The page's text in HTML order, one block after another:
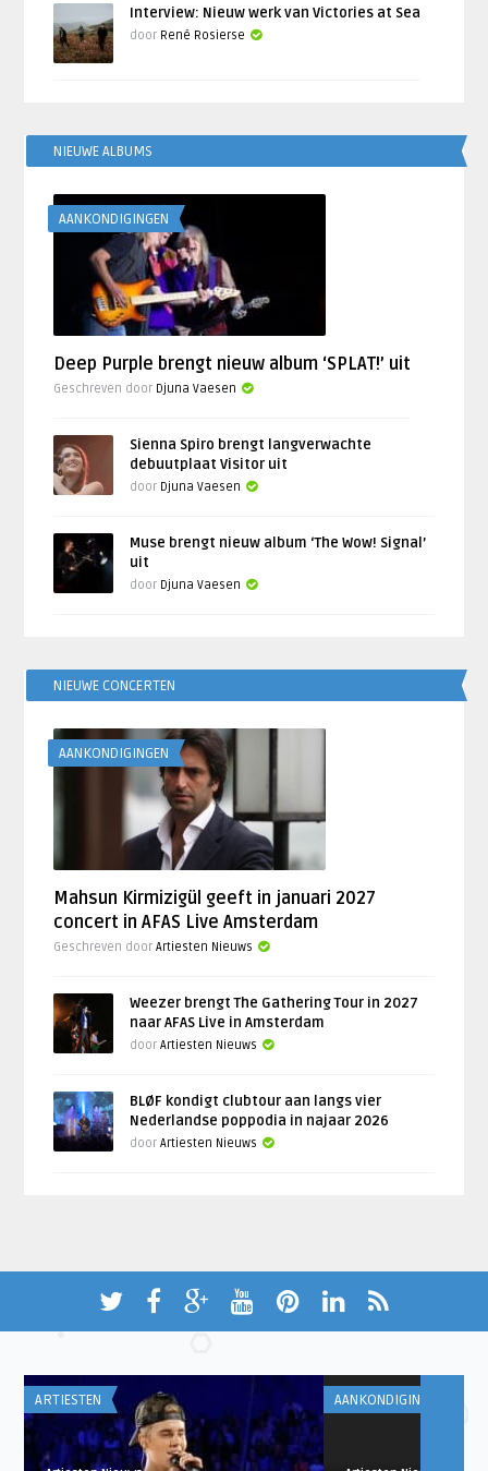
Interview: Nieuw werk van Victories at Sea
door René Rosierse
NIEUWE ALBUMS
AANKONDIGINGEN
Deep Purple brengt nieuw album ‘SPLAT!’ uit
Geschreven door Djuna Vaesen
Sienna Spiro brengt langverwachte
debuutplaat Visitor uit
door Djuna Vaesen
Muse brengt nieuw album ‘The Wow! Signal’
uit
door Djuna Vaesen
NIEUWE CONCERTEN
AANKONDIGINGEN
Mahsun Kirmizigül geeft in januari 2027
concert in AFAS Live Amsterdam
Geschreven doorArtiesten Nieuws
Weezer brengt The Gathering Tour in 2027
naar AFAS Live in Amsterdam
doorArtiesten Nieuws
BLØF kondigt clubtour aan langs vier
Nederlandse poppodia in najaar 2026
doorArtiesten Nieuws
ARTIESTEN AANKONDIGINGEN